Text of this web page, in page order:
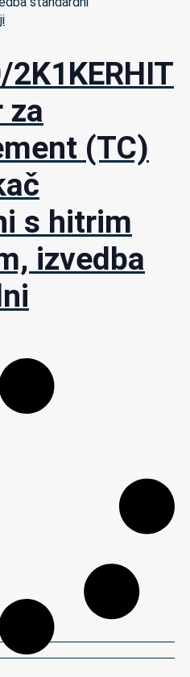
2K1KERHIT
za
(TC)
s hitrim
izvedba